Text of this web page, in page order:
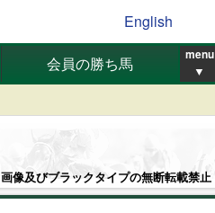
English
会員の勝ち馬 menu
▼
画像及びブラックタイプの無断転載禁止